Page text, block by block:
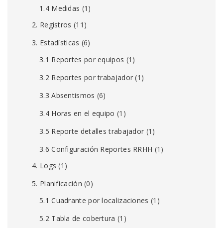
1.4 Medidas (1)
2. Registros (11)
3. Estadísticas (6)
3.1 Reportes por equipos (1)
3.2 Reportes por trabajador (1)
3.3 Absentismos (6)
3.4 Horas en el equipo (1)
3.5 Reporte detalles trabajador (1)
3.6 Configuración Reportes RRHH (1)
4. Logs (1)
5. Planificación (0)
5.1 Cuadrante por localizaciones (1)
5.2 Tabla de cobertura (1)